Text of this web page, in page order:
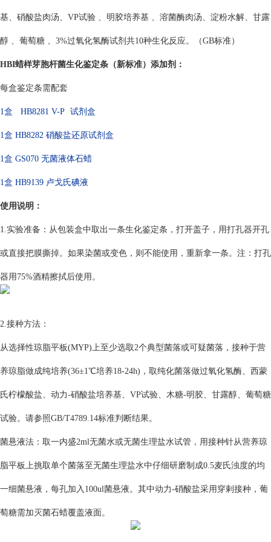
基、硝酸盐肉汤、VP试验 、明胶培养基 、溶菌酶肉汤、淀粉水解、甘露
醇 、葡萄糖 、3%过氧化氢酶试剂共10种生化反应。（GB标准）
HBI蜡样芽胞杆菌生化鉴定条（新标准） 添加剂：
每盒鉴定条需配套
1盒 HB8281 V-P 试剂盒
1盒 HB8282 硝酸盐还原试剂盒
1盒 GS070 无菌液体石蜡
1盒 HB9139 卢戈氏碘液
使用说明：
1.实验准备：从包装盒中取出一条生化鉴定条，打开盖子，用打孔器开孔
或直接把膜撕掉。如果染菌或变色，则不能使用，重新拿一条。注：打孔
器用75%酒精擦拭后使用。
2.接种方法：
从选择性琼脂平板(MYP)上至少选取2个典型菌落或可疑菌落，接种于营
养琼脂做成纯培养(36±1℃培养18-24h)，取纯化菌落做过氧化氢酶、西蒙
氏柠檬酸盐、动力-硝酸盐培养基、VP试验、木糖-明胶、甘露醇、葡萄糖
试验。请参照GB/T4789.14标准判断结果。
菌悬液法：取一内盛2ml无菌水或无菌生理盐水试管，用接种针从营养琼
脂平板上挑取单个菌落至无菌生理盐水中仔细研磨制成0.5麦氏浊度的均
一细菌悬液，每孔加入100ul菌悬液。其中动力-硝酸盐采用穿剌接种，葡
萄糖需加灭菌石蜡覆盖液面。